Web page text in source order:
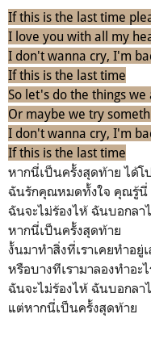
If this is the last time
I love you with all my
I don't wanna cry, I'm
If this is the last time
So let's do the things we
Or maybe we try
I don't wanna cry, I'm
If this is the last time
หากนี่เป็นครั้งสุดท้าย ได้โ
ฉันรักคุณหมดทั้งใจ คุณรู้นี่
ฉันจะไม่ร้องไห้ ฉันบอกลา
หากนี่เป็นครั้งสุดท้าย
งั้นมาทำสิ่งที่เราเคยทำอยู่
หรือบางทีเรามาลองทำอะ
ฉันจะไม่ร้องไห้ ฉันบอกลา
แต่หากนี่เป็นครั้งสุดท้าย